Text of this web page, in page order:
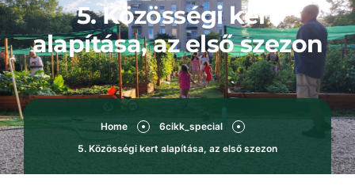
5. Közösségi kert
alapítása, az első szezon
Home
6cikk_special
5. Közösségi kert alapítása, az első szezon